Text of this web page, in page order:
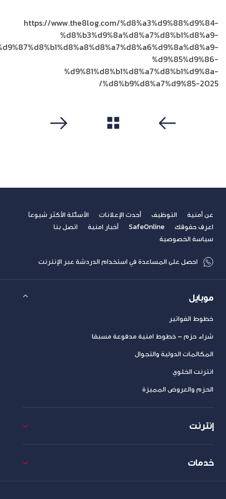
https://www.the8log.com/%d8%a3%d9%88%d9%84-
%d8%b3%d9%8a%d8%a7%d8%b1%d8%a9-
%d9%85%d9%86-
%d9%81%d8%b1%d8%a7%d8%b1%d9%8a-
%d8%b9%d8%a7%d9%85-2025/
عن أمنية التوظيف أحدث الإعلانات
الأسئلة الأكثر شيوعاً
اعرف حقوقك
SafeOnline أخبار امنية
اتصل بنا
سياسة الخصوصية
احصل على المساعدة في استخدام الدردشة عبر الإنترنت
موبايل
خطوط الفواتير
شراء حزم – خطوط امنية مدفوعة مسبقا
المكالمات الدولية والتجوال
انترنت الخلوي
الحزم والعروض المميزة
إنترنت
خدمات